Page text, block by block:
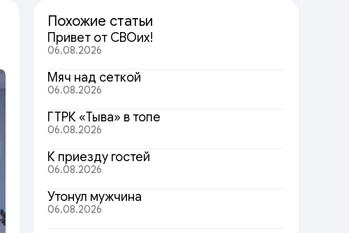
Похожие статьи
Привет от СВОих!
06.08.2026
Мяч над сеткой
06.08.2026
ГТРК «Тыва» в топе
06.08.2026
К приезду гостей
06.08.2026
Утонул мужчина
06.08.2026